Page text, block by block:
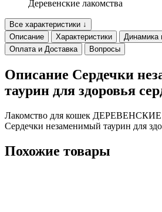
Деревенские лакомства
Все характеристики ↓
Описание
Характеристики Динамика
Оплата и Доставка
Вопросы
Описание Сердечки
таурин для здоровья
Лакомство для кошек
Сердечки незаменимый таурин для
Похожие товары